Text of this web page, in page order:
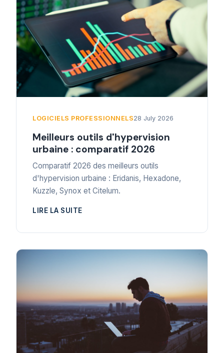
LOGICIELS PROFESSIONNELS28 July 2026
Meilleurs outils d'hypervision
urbaine : comparatif 2026
Comparatif 2026 des meilleurs outils
d'hypervision urbaine : Eridanis, Hexadone,
Kuzzle, Synox et Citelum.
LIRE LA SUITE